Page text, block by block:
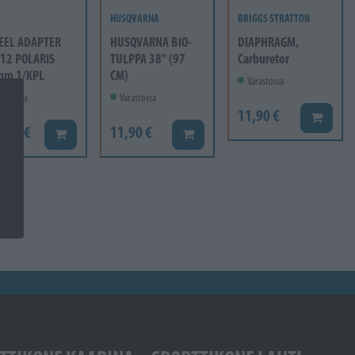
ADAPTER
POLARIS
1/KPL
€ Lisää koriin
HUSQVARNA
HUSQVARNA BIO-
TULPPA 38" (97
CM)
Varastossa
11,90 € Lisää koriin
BRIGGS STRATTON
DIAPHRAGM,
Carburetor
Varastossa
11,90 € Lisää